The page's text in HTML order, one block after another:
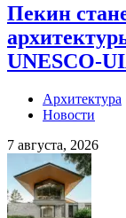
Пекин
UNESCO-
Архитектура
Новости
7 августа, 2026